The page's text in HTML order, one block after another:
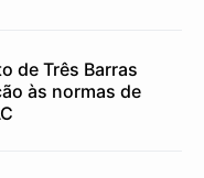
de Três Barras
às normas de